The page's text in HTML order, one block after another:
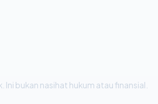
bukan nasihat hukum atau finansial.